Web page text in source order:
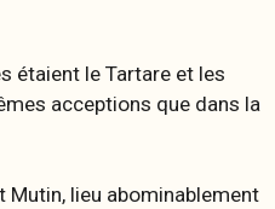
étaient le Tartare et les
acceptions que dans la
Mutin, lieu abominablement